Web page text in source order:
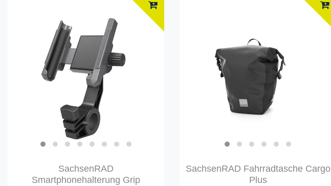
SachsenRAD
Smartphonehalterung Grip
SachsenRAD Fahrradtasche Cargo
Plus